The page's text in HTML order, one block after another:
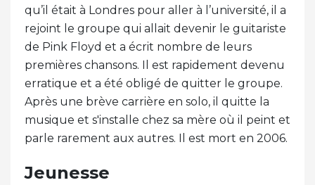
qu’il était à Londres pour aller à l’université, il a
rejoint le groupe qui allait devenir le guitariste
de Pink Floyd et a écrit nombre de leurs
premières chansons. Il est rapidement devenu
erratique et a été obligé de quitter le groupe.
Après une brève carrière en solo, il quitte la
musique et s'installe chez sa mère où il peint et
parle rarement aux autres. Il est mort en 2006.
Jeunesse